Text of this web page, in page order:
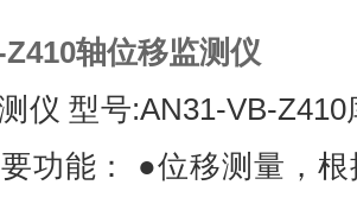
轴位移监测仪
仪 型号:AN31-VB-
功能： ●位移测量，